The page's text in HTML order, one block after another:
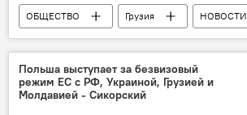
ОБЩЕСТВО Грузия НОВОСТИ
Польша выступает за безвизовый
режим ЕС с РФ, Украиной, Грузией и
Молдавией - Сикорский